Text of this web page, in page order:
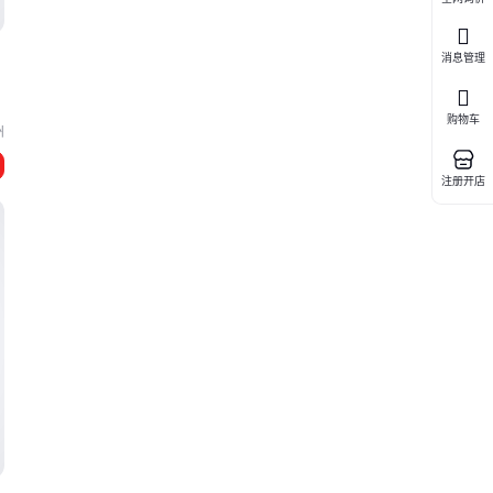
消息管理
购物车
注册开店